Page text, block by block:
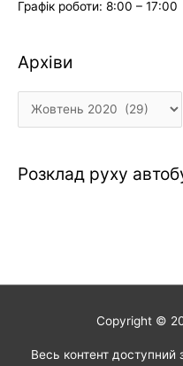
Графік роботи: 8:00 – 17:00
Архіви
Архіви
Розклад руху
Copyright ©
Весь контент доступний